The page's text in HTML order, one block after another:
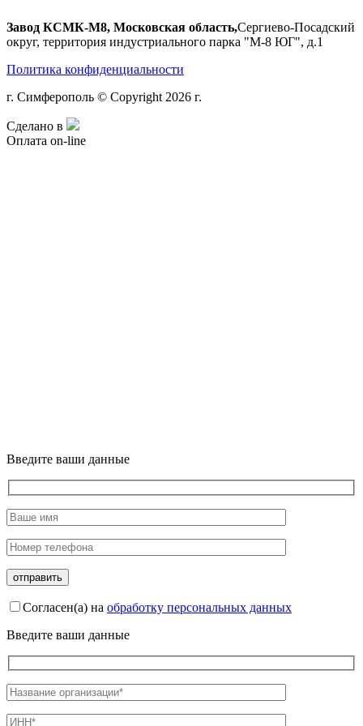
Завод КСМК-М8, Московская область,Сергиево-Посадский
округ, территория индустриального парка "М-8 ЮГ", д.1
Политика конфиденциальности
г. Симферополь © Copyright 2026 г.
Сделано в
Оплата on-line
Введите ваши данные
Согласен(а) на обработку персональных данных
Введите ваши данные